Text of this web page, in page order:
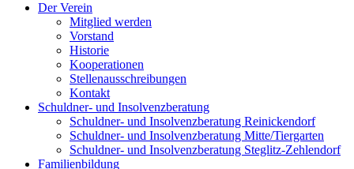
Der Verein
Mitglied werden
Vorstand
Historie
Kooperationen
Stellenausschreibungen
Kontakt
Schuldner- und Insolvenzberatung
Schuldner- und Insolvenzberatung Reinickendorf
Schuldner- und Insolvenzberatung Mitte/Tiergarten
Schuldner- und Insolvenzberatung Steglitz-Zehlendorf
Familienbildung